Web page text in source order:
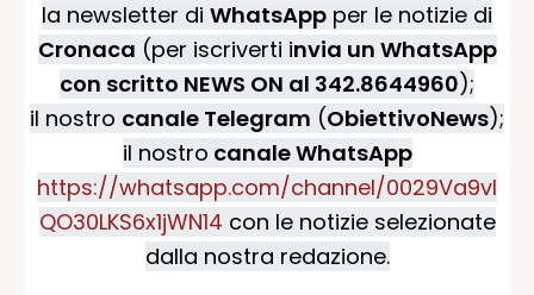
la newsletter di WhatsApp per le notizie di
Cronaca (per iscriverti invia un WhatsApp
con scritto NEWS ON al 342.8644960);
il nostro canale Telegram (ObiettivoNews);
il nostro canale WhatsApp
https://whatsapp.com/channel/0029Va9vI
QO30LKS6x1jWN14 con le notizie selezionate
dalla nostra redazione.